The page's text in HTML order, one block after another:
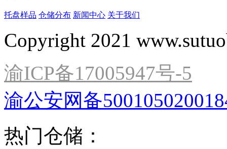
托盘样品 仓储分布 新闻中心 关于我们
Copyright 2021
渝ICP备17005947号-5
渝公安网备
热门仓储：